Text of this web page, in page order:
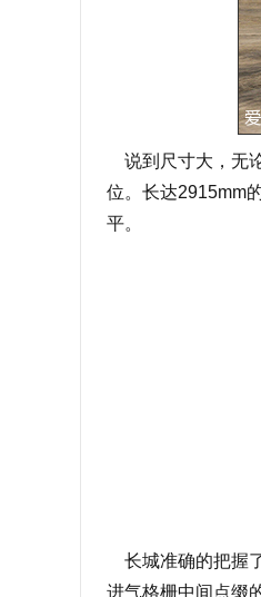
说到尺寸大，无
位。长达2915mm
平。
长城准确的把握
进气格栅中间点缀